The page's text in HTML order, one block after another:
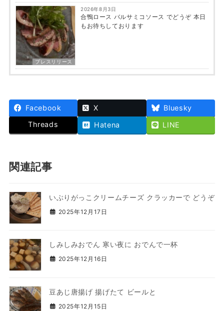
プレスリリース
2026年8月3日
合鴨ロース バルサミコソース でどうぞ 本日
もお待ちしております
Facebook X
Bluesky
Threads
Hatena LINE
関連記事
いぶりがっこクリームチーズ クラッカーで どうぞ
2025年12月17日
しみしみおでん 寒い夜に おでんで一杯
2025年12月16日
豆あじ唐揚げ 揚げたて ビールと
2025年12月15日